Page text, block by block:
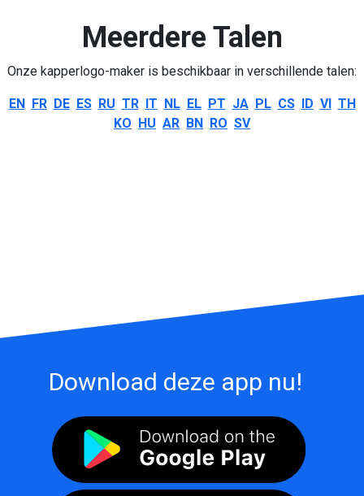
Meerdere Talen
Onze kapperlogo-maker is beschikbaar in verschillende talen:
EN FR DE ES RU TR IT NL EL PT JA PL CS ID VI TH
KO HU AR BN RO SV
Download deze app nu!